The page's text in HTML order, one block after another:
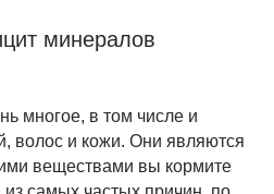
минералов
многое, в том числе и
волос и кожи. Они являются
веществами вы кормите